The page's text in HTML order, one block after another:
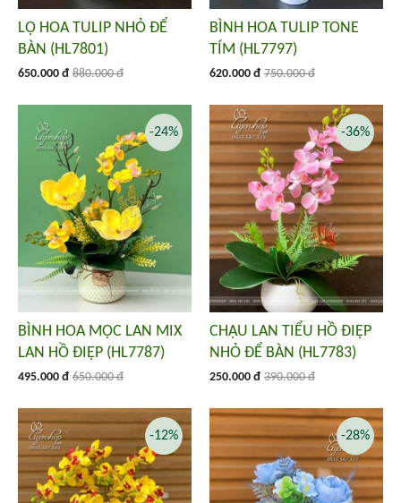
LỌ HOA TULIP NHỎ ĐỂ
BÀN (HL7801)
650.000 đ 880.000 đ
BÌNH HOA TULIP TONE
TÍM (HL7797)
620.000 đ 750.000 đ
BÌNH HOA MỘC LAN MIX
LAN HỒ ĐIỆP (HL7787)
495.000 đ 650.000 đ
-24%
CHẬU LAN TIỂU HỒ ĐIỆP
NHỎ ĐỂ BÀN (HL7783)
250.000 đ 390.000 đ
-36%
-12% -28%